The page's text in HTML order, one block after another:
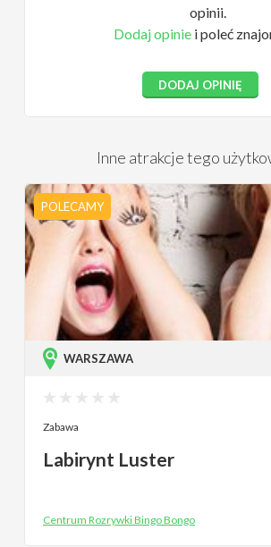
opinii.
Dodaj opiniei poleć
DODAJ OPINIĘ
Inne atrakcje tego
POLECAMY
WARSZAWA
Zabawa
Labirynt Luster
Centrum Rozrywki Bingo Bongo